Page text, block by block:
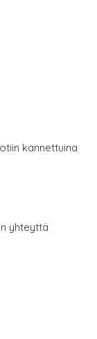
kannettuina
yhteyttä